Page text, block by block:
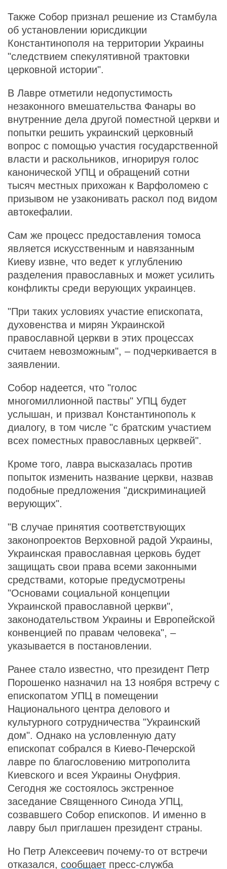
Также Собор признал решение из Стамбула
об установлении юрисдикции
Константинополя на территории Украины
"следствием спекулятивной трактовки
церковной истории".
В Лавре отметили недопустимость
незаконного вмешательства Фанары во
внутренние дела другой поместной церкви и
попытки решить украинский церковный
вопрос с помощью участия государственной
власти и раскольников, игнорируя голос
канонической УПЦ и обращений сотни
тысяч местных прихожан к Варфоломею с
призывом не узаконивать раскол под видом
автокефалии.
Сам же процесс предоставления томоса
является искусственным и навязанным
Киеву извне, что ведет к углублению
разделения православных и может усилить
конфликты среди верующих украинцев.
"При таких условиях участие епископата,
духовенства и мирян Украинской
православной церкви в этих процессах
считаем невозможным", – подчеркивается в
заявлении.
Собор надеется, что "голос
многомиллионной паствы" УПЦ будет
услышан, и призвал Константинополь к
диалогу, в том числе "с братским участием
всех поместных православных церквей".
Кроме того, лавра высказалась против
попыток изменить название церкви, назвав
подобные предложения "дискриминацией
верующих".
"В случае принятия соответствующих
законопроектов Верховной радой Украины,
Украинская православная церковь будет
защищать свои права всеми законными
средствами, которые предусмотрены
"Основами социальной концепции
Украинской православной церкви",
законодательством Украины и Европейской
конвенцией по правам человека", –
указывается в постановлении.
Ранее стало известно, что президент Петр
Порошенко назначил на 13 ноября встречу с
епископатом УПЦ в помещении
Национального центра делового и
культурного сотрудничества "Украинский
дом". Однако на условленную дату
епископат собрался в Киево-Печерской
лавре по благословению митрополита
Киевского и всея Украины Онуфрия.
Сегодня же состоялось экстренное
заседание Священного Синода УПЦ,
созвавшего Собор епископов. И именно в
лавру был приглашен президент страны.
Но Петр Алексеевич почему-то от встречи
отказался, сообщает пресс-служба